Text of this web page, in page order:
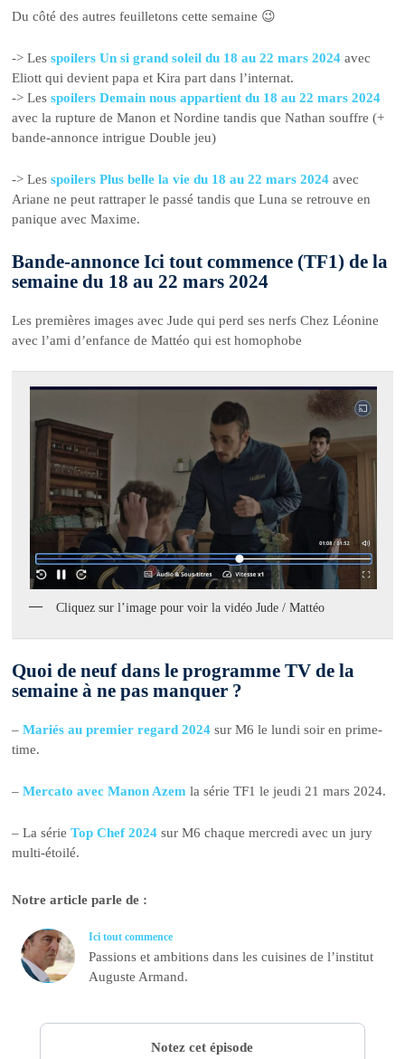
Du côté des autres feuilletons cette semaine 😉
-> Lesspoilers Un si grand soleil du 18 au 22 mars 2024 avec
Eliott qui devient papa et Kira part dans l’internat.
-> Lesspoilers Demain nous appartient du 18 au 22 mars 2024
avec la rupture de Manon et Nordine tandis que Nathan souffre (+
bande-annonce intrigue Double jeu)
-> Lesspoilers Plus belle la vie du 18 au 22 mars 2024 avec
Ariane ne peut rattraper le passé tandis que Luna se retrouve en
panique avec Maxime.
Bande-annonce Ici tout commence (TF1) de la
semaine du 18 au 22 mars 2024
Les premières images avec Jude qui perd ses nerfs Chez Léonine
avec l’ami d’enfance de Mattéo qui est homophobe
Cliquez sur l’image pour voir la vidéo Jude / Mattéo
Quoi de neuf dans le programme TV de la
semaine à ne pas manquer ?
–Mariés au premier regard 2024sur M6 le lundi soir en prime-
time.
–Mercato avec Manon Azemla série TF1 le jeudi 21 mars 2024.
– La sérieTop Chef 2024 sur M6 chaque mercredi avec un jury
multi-étoilé.
Notre article parle de :
Ici tout commence
Passions et ambitions dans les cuisines de l’institut
Auguste Armand.
Notez cet épisode